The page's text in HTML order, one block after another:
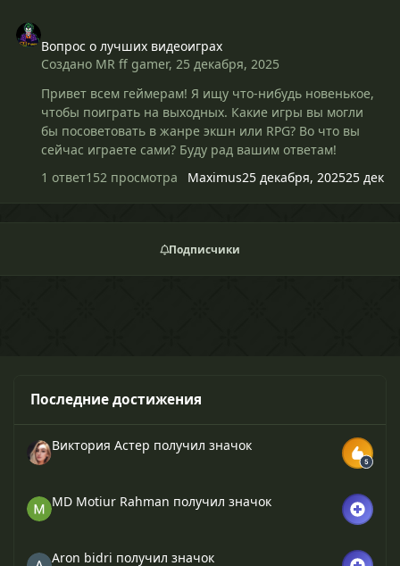
общение с жителями, дружба, романтика. Animal
Crossing: New Horizons — уютная жизнь на острове,
строи дома и проживай истории. 👩‍🎤 3. Сильные
женские героиниHorizon Zero Dawn / Forbidden West
— приключения Элой в красивом мире. Tomb Raider
(Reboot) — Лара Кро…
Вопрос о лучших видеоиграх
Создано MR ff gamer,25 декабря, 2025
Привет всем геймерам! Я ищу что-нибудь новенькое,
чтобы поиграть на выходных. Какие игры вы могли
бы посоветовать в жанре экшн или RPG? Во что вы
сейчас играете сами? Буду рад вашим ответам!
1 ответ152 просмотра Maximus25 декабря, 202525 дек
Подписчики
Последние достижения
Виктория Астер получил значок
MD Motiur Rahman получил значок
Aron bidri получил значок